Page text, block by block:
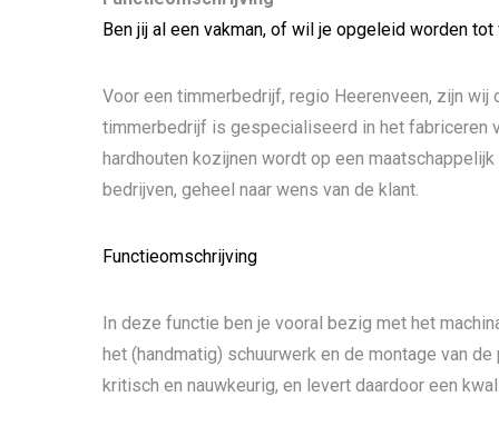
Ben jij al een vakman, of wil je opgeleid worden
Voor een timmerbedrijf, regio Heerenveen, zijn wij
timmerbedrijf is gespecialiseerd in het fabriceren
hardhouten kozijnen wordt op een
bedrijven, geheel naar wens van de klant.
Functieomschrijving
In deze functie ben je vooral bezig met het
het (handmatig) schuurwerk en de montage van
kritisch en nauwkeurig, en levert daardoor een